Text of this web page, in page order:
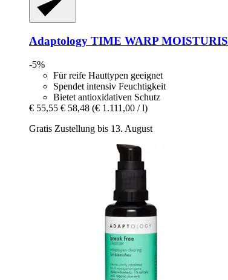
Adaptology TIME WARP
-5%
Für reife Hauttypen geeignet
Spendet intensiv Feuchtigkeit
Bietet antioxidativen Schutz
€ 55,55 € 58,48 (€ 1.111,00 / l)
Gratis Zustellung bis 13. August